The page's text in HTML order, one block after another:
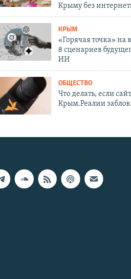
Крыму без
КРЫМ
«Горячая точка» на
8 сценариев
ИИ
ОБЩЕСТВО
Что делать, если сайт
Крым.Реалии